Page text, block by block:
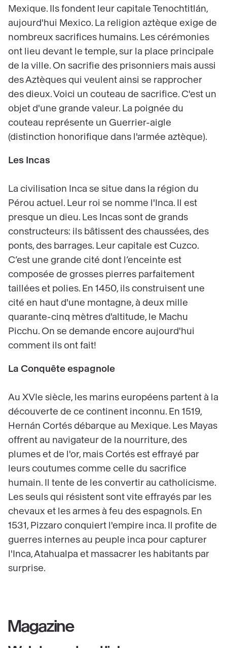
Mexique. Ils fondent leur capitale Tenochtitlán,
aujourd'hui Mexico. La religion aztèque exige de
nombreux sacrifices humains. Les cérémonies
ont lieu devant le temple, sur la place principale
de la ville. On sacrifie des prisonniers mais aussi
des Aztèques qui veulent ainsi se rapprocher
des dieux. Voici un couteau de sacrifice. C'est un
objet d'une grande valeur. La poignée du
couteau représente un Guerrier-aigle
(distinction honorifique dans l'armée aztèque).
Les Incas
La civilisation Inca se situe dans la région du
Pérou actuel. Leur roi se nomme l'Inca. Il est
presque un dieu. Les Incas sont de grands
constructeurs: ils bâtissent des chaussées, des
ponts, des barrages. Leur capitale est Cuzco.
C’est une grande cité dont l’enceinte est
composée de grosses pierres parfaitement
taillées et polies. En 1450, ils construisent une
cité en haut d'une montagne, à deux mille
quarante-cinq mètres d'altitude, le Machu
Picchu. On se demande encore aujourd'hui
comment ils ont fait!
La Conquête espagnole
Au XVIe siècle, les marins européens partent à la
découverte de ce continent inconnu. En 1519,
Hernán Cortés débarque au Mexique. Les Mayas
offrent au navigateur de la nourriture, des
plumes et de l'or, mais Cortés est effrayé par
leurs coutumes comme celle du sacrifice
humain. Il tente de les convertir au catholicisme.
Les seuls qui résistent sont vite effrayés par les
chevaux et les armes à feu des espagnols. En
1531, Pizzaro conquiert l'empire inca. Il profite de
guerres internes au peuple inca pour capturer
l'Inca, Atahualpa et massacrer les habitants par
surprise.
Magazine